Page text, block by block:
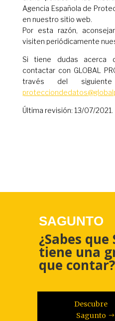
Agencia Española de
en nuestro sitio web.
Por esta razón,
visiten periódicamente
Si tiene dudas acerca
contactar con GLOBAL
través del
Última revisión: 13/07/2021.
SAGUNTO
¿Sabes
tiene una
que contar?
Descubre
Sagunto